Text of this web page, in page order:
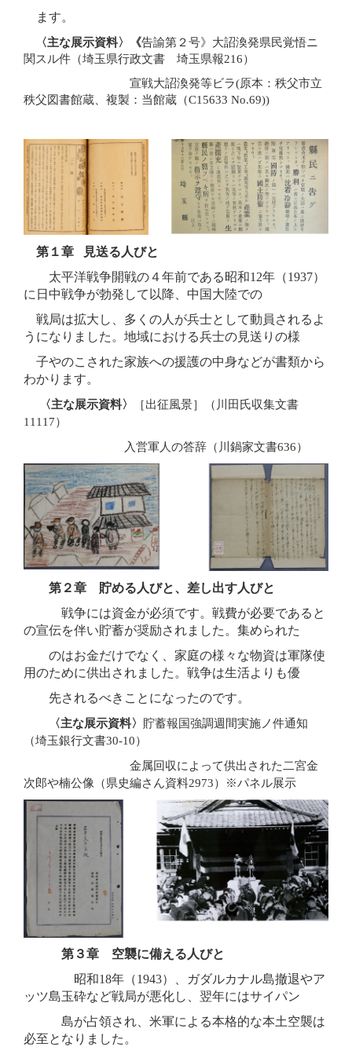
ます。
〈主な展示資料〉《告諭第２号》大詔渙発県民覚悟ニ
関スル件（埼玉県行政文書 埼玉県報216）
宣戦大詔渙発等ビラ(原本：秩父市立
秩父図書館蔵、複製：当館蔵（C15633 No.69))
第１章 見送る人びと
太平洋戦争開戦の４年前である昭和12年（1937）
に日中戦争が勃発して以降、中国大陸での
戦局は拡大し、多くの人が兵士として動員されるよ
うになりました。地域における兵士の見送りの様
子やのこされた家族への援護の中身などが書類から
わかります。
〈主な展示資料〉
［出征風景］（川田氏収集文書
11117）
入営軍人の答辞（川鍋家文書636）
第２章 貯める人びと、差し出す人びと
戦争には資金が必須です。戦費が必要であると
の宣伝を伴い貯蓄が奨励されました。集められた
のはお金だけでなく、家庭の様々な物資は軍隊使
用のために供出されました。戦争は生活よりも優
先されるべきことになったのです。
〈主な展示資料〉 貯蓄報国強調週間実施ノ件通知
（埼玉銀行文書30-10）
金属回収によって供出された二宮金
次郎や楠公像（県史編さん資料2973）※パネル展示
第３章 空襲に備える人びと
昭和18年（1943）、ガダルカナル島撤退やア
ッツ島玉砕など戦局が悪化し、翌年にはサイパン
島が占領され、米軍による本格的な本土空襲は
必至となりました。